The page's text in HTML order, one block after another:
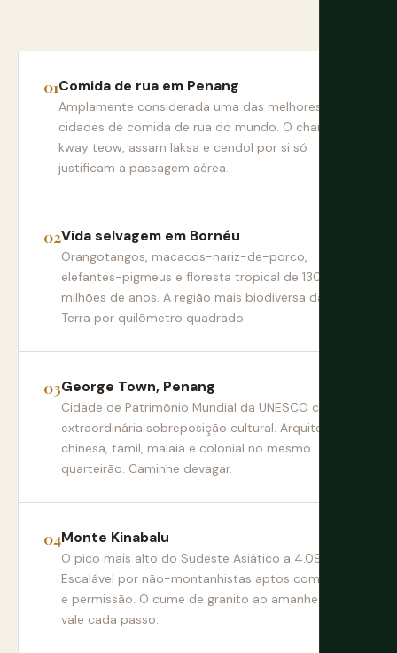
Comida de rua em Penang
Amplamente considerada uma das melhores
cidades de comida de rua do mundo. O char
kway teow, assam laksa e cendol por si só
justificam a passagem aérea.
Vida selvagem em Bornéu
Orangotangos, macacos-nariz-de-porco,
elefantes-pigmeus e floresta tropical de 130
milhões de anos. A região mais biodiversa da
Terra por quilômetro quadrado.
George Town, Penang
Cidade de Patrimônio Mundial da UNESCO com
extraordinária sobreposição cultural. Arquitetura
chinesa, tâmil, malaia e colonial no mesmo
quarteirão. Caminhe devagar.
Monte Kinabalu
O pico mais alto do Sudeste Asiático a 4.095m.
Escalável por não-montanhistas aptos com guia
e permissão. O cume de granito ao amanhecer
vale cada passo.